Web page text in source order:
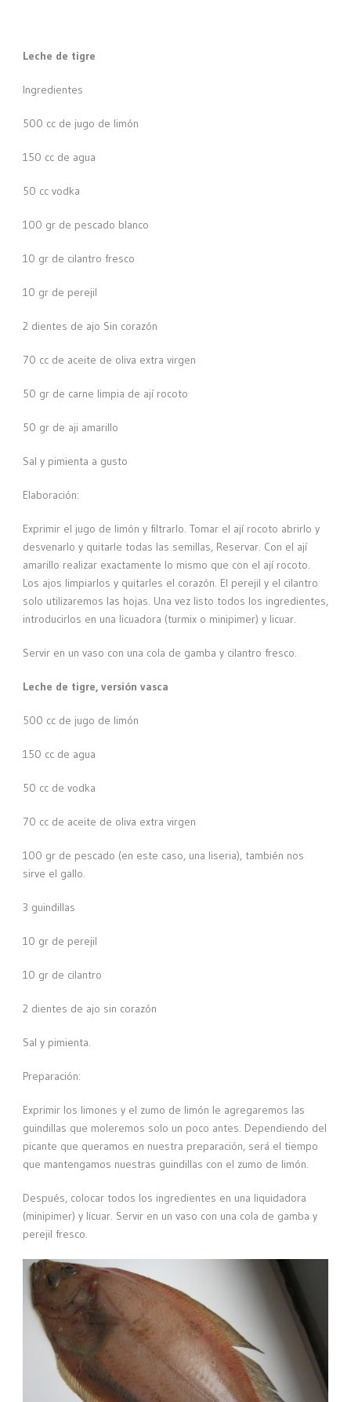
Leche de tigre
Ingredientes
500 cc de jugo de limón
150 cc de agua
50 cc vodka
100 gr de pescado blanco
10 gr de cilantro fresco
10 gr de perejil
2 dientes de ajo Sin corazón
70 cc de aceite de oliva extra virgen
50 gr de carne limpia de ají rocoto
50 gr de aji amarillo
Sal y pimienta a gusto
Elaboración:
Exprimir el jugo de limón y filtrarlo. Tomar el ají rocoto abrirlo y
desvenarlo y quitarle todas las semillas, Reservar. Con el ají
amarillo realizar exactamente lo mismo que con el ají rocoto.
Los ajos limpiarlos y quitarles el corazón. El perejil y el cilantro
solo utilizaremos las hojas. Una vez listo todos los ingredientes,
introducirlos en una licuadora (turmix o minipimer) y licuar.
Servir en un vaso con una cola de gamba y cilantro fresco.
Leche de tigre, versión vasca
500 cc de jugo de limón
150 cc de agua
50 cc de vodka
70 cc de aceite de oliva extra virgen
100 gr de pescado (en este caso, una liseria), también nos
sirve el gallo.
3 guindillas
10 gr de perejil
10 gr de cilantro
2 dientes de ajo sin corazón
Sal y pimienta.
Preparación:
Exprimir los limones y el zumo de limón le agregaremos las
guindillas que moleremos solo un poco antes. Dependiendo del
picante que queramos en nuestra preparación, será el tiempo
que mantengamos nuestras guindillas con el zumo de limón.
Después, colocar todos los ingredientes en una liquidadora
(minipimer) y licuar. Servir en un vaso con una cola de gamba y
perejil fresco.